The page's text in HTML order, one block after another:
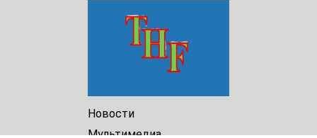
Новости
Мультимедиа